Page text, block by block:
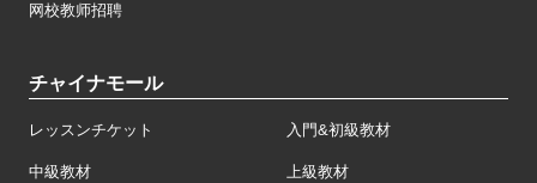
网校教师招聘
チャイナモール
レッスンチケット 入門&初級教材
中級教材 上級教材